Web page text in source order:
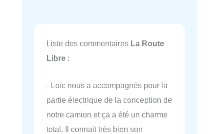
Liste des commentaires La Route
Libre :
- Loïc nous a accompagnés pour la
partie électrique de la conception de
notre camion et ça a été un charme
total. Il connait très bien son